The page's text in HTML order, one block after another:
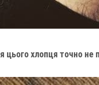
цього хлопця точно не